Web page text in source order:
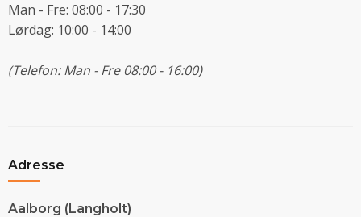
Man - Fre: 08:00 - 17:30
Lørdag: 10:00 - 14:00
(Telefon: Man - Fre 08:00 - 16:00)
Adresse
Aalborg (Langholt)